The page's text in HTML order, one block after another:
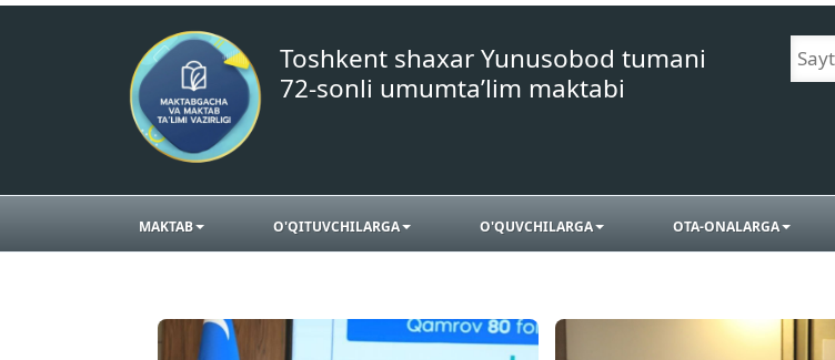
Toshkent shaxar Yunusobod tumani
72-sonli umumta’lim maktabi
MAKTAB O'QITUVCHILARGA O'QUVCHILARGA OTA-ONALARGA